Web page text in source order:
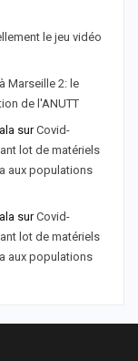
le jeu vidéo
Marseille 2: le
de l'ANUTT
surCovid-
lot de matériels
aux populations
surCovid-
lot de matériels
aux populations